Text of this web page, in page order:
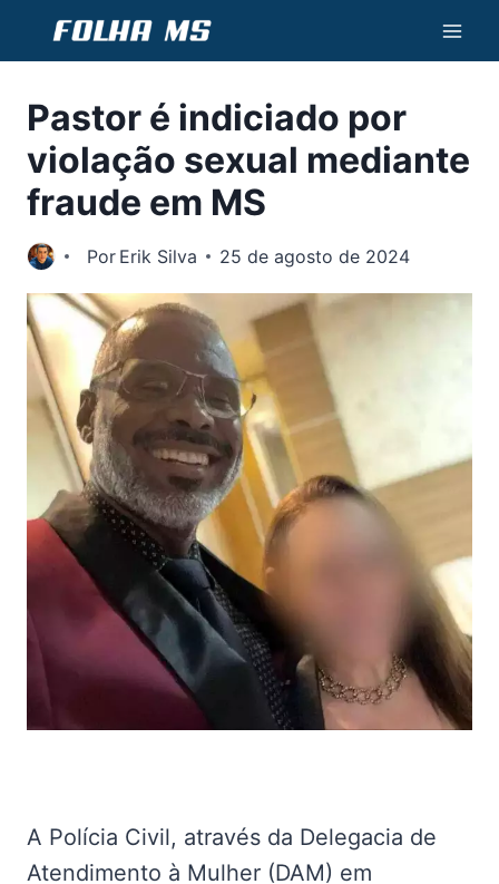
Conteúdo
Pastor é indiciado por
violação sexual mediante
fraude em MS
Por Erik Silva 25 de agosto de 2024
A Polícia Civil, através da Delegacia de
Atendimento à Mulher (DAM) em